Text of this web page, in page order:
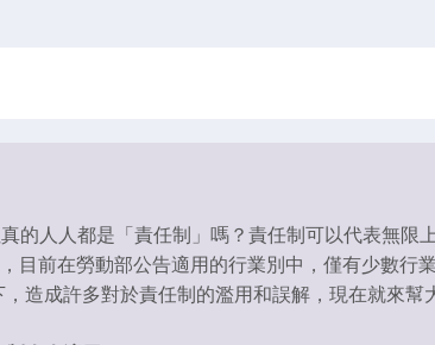
人人都是「責任制」嗎？責任制可以代表無限
目前在勞動部公告適用的行業別中，僅有少數行
造成許多對於責任制的濫用和誤解，現在就來幫